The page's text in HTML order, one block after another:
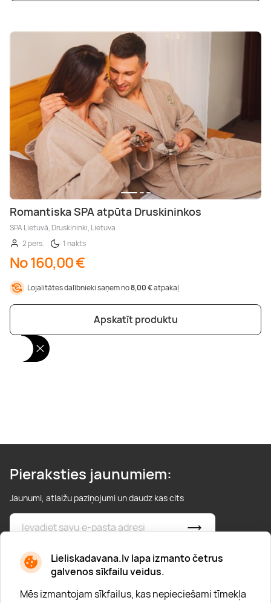
Lieliskadavana.lv lapa izmanto četrus
galvenos sīkfailu veidus.
Mēs izmantojam sīkfailus, kas nepieciešami tīmekļa
Romantiska SPA atpūta Druskininkos
SPA Lietuvā, Druskininki, Lietuva
2 pers.
1 nakts
No 160,00 €
Lojalitātes dalībnieki saņem no8,00 €atpakaļ
Apskatīt produktu
Pieraksties jaunumiem:
Jaunumi, atlaižu paziņojumi un daudz kas cits
* Esmu iepazinies/usies arprivātuma politiku